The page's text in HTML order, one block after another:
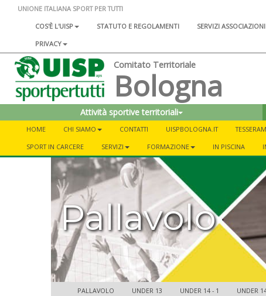
UNIONE ITALIANA SPORT PER TUTTI
COS'È L'UISP
STATUTO E REGOLAMENTI SERVIZI
PRIVACY
Comitato Territoriale
Bologna
Attività sportive territoriali
HOME CHI SIAMO CONTATTI UISPBOLOGNA.IT
SPORT IN CARCERE
SERVIZI FORMAZIONE IN PISCINA
Pallavolo
PALLAVOLO UNDER 13 UNDER 14 - 1 UNDER